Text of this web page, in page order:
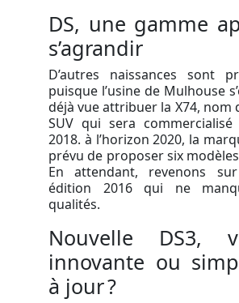
DS, une gamme
s’agrandir
D’autres naissances sont
puisque l’usine de Mulhouse
déjà vue attribuer la X74, nom
SUV qui sera
2018. à l’horizon 2020, la
prévu de proposer six
En attendant, revenons
édition 2016 qui ne
qualités.
Nouvelle DS3,
innovante ou
à jour ?